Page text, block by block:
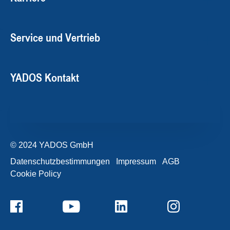
Service und Vertrieb
YADOS Kontakt
© 2024 YADOS GmbH
Datenschutzbestimmungen
Impressum
AGB
Cookie Policy